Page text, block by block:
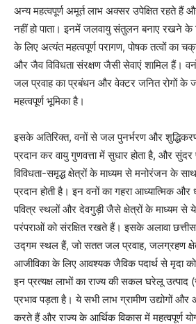
अन्य महत्वपूर्ण अमूर्त लाभ अक्सर उपेक्षित रहते हैं
नहीं हो पाता। इनमें जलवायु संतुलन बनाए रखने के
के लिए अत्यंत महत्वपूर्ण परागण, पोषक तत्वों का
और जैव विविधता संरक्षण जैसी सेवाएं शामिल हैं।
जल प्रवाह का प्रबंधन और वेक्टर जनित रोगों के
महत्वपूर्ण भूमिका है।
इसके अतिरिक्त, वनों से जल पुनर्भरण और
प्रदान कर वायु गुणवत्ता में सुधार होता है, और
विविधता-समृद्ध क्षेत्रों के माध्यम से मनोरंजन के
प्रदान होती है। इन वनों का गहरा आध्यात्मिक और
पवित्र स्थलों और देवगुड़ी जैसे क्षेत्रों के माध्यम से
परंपराओं को संरक्षित रखते हैं। इसके अलावा
उद्गम स्थल हैं, जो सतत जल प्रवाह, जलग्रहण
आजीविका के लिए आवश्यक जैविक पदार्थ से मृदा
इन प्रत्यक्ष लाभों का राज्य की सकल घरेलू उत्पाद
प्रभाव पड़ता है। ये सभी लाभ ग्रामीण उद्योगों और
करते हैं और राज्य के आर्थिक विकास में महत्वपूर्ण